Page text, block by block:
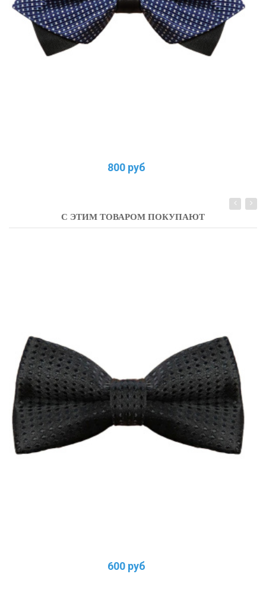
800 руб
С ЭТИМ ТОВАРОМ ПОКУПАЮТ
600 руб